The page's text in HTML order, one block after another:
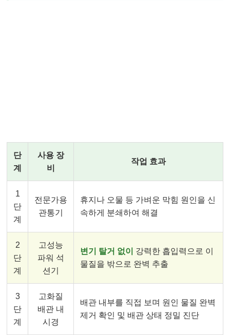
단
계
사용 장
비
작업 효과
1
단
계
전문가용
관통기
휴지나 오물 등 가벼운 막힘 원인을 신
속하게 분쇄하여 해결
2
단
계
고성능
파워 석
션기
변기 탈거 없이
강력한 흡입력으로 이
물질을 밖으로 완벽 추출
3
단
계
고화질
배관 내
시경
배관 내부를 직접 보며 원인 물질 완벽
제거 확인 및 배관 상태 정밀 진단